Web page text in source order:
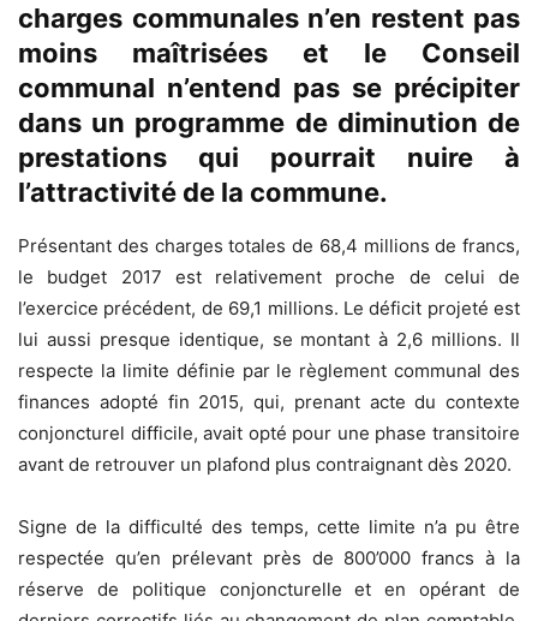
charges communales n’en restent pas
moins maîtrisées et le Conseil
communal n’entend pas se précipiter
dans un programme de diminution de
prestations qui pourrait nuire à
l’attractivité de la commune.
Présentant des charges totales de 68,4 millions de francs,
le budget 2017 est relativement proche de celui de
l’exercice précédent, de 69,1 millions. Le déficit projeté est
lui aussi presque identique, se montant à 2,6 millions. Il
respecte la limite définie par le règlement communal des
finances adopté fin 2015, qui, prenant acte du contexte
conjoncturel difficile, avait opté pour une phase transitoire
avant de retrouver un plafond plus contraignant dès 2020.
Signe de la difficulté des temps, cette limite n’a pu être
respectée qu’en prélevant près de 800’000 francs à la
réserve de politique conjoncturelle et en opérant de